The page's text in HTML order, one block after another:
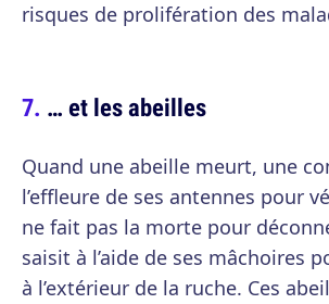
risques de prolifération des
… et les abeilles
Quand une abeille meurt, une
l’effleure de ses antennes pour
ne fait pas la morte pour
saisit à l’aide de ses mâchoires
à l’extérieur de la ruche. Ces